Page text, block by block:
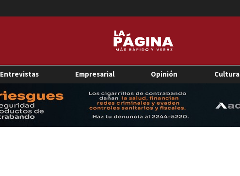
Entrevistas Empresarial Opinión Cultura